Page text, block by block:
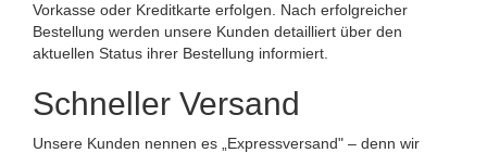
Vorkasse oder Kreditkarte erfolgen. Nach erfolgreicher
Bestellung werden unsere Kunden detailliert über den
aktuellen Status ihrer Bestellung informiert.
Schneller Versand
Unsere Kunden nennen es „Expressversand" – denn wir